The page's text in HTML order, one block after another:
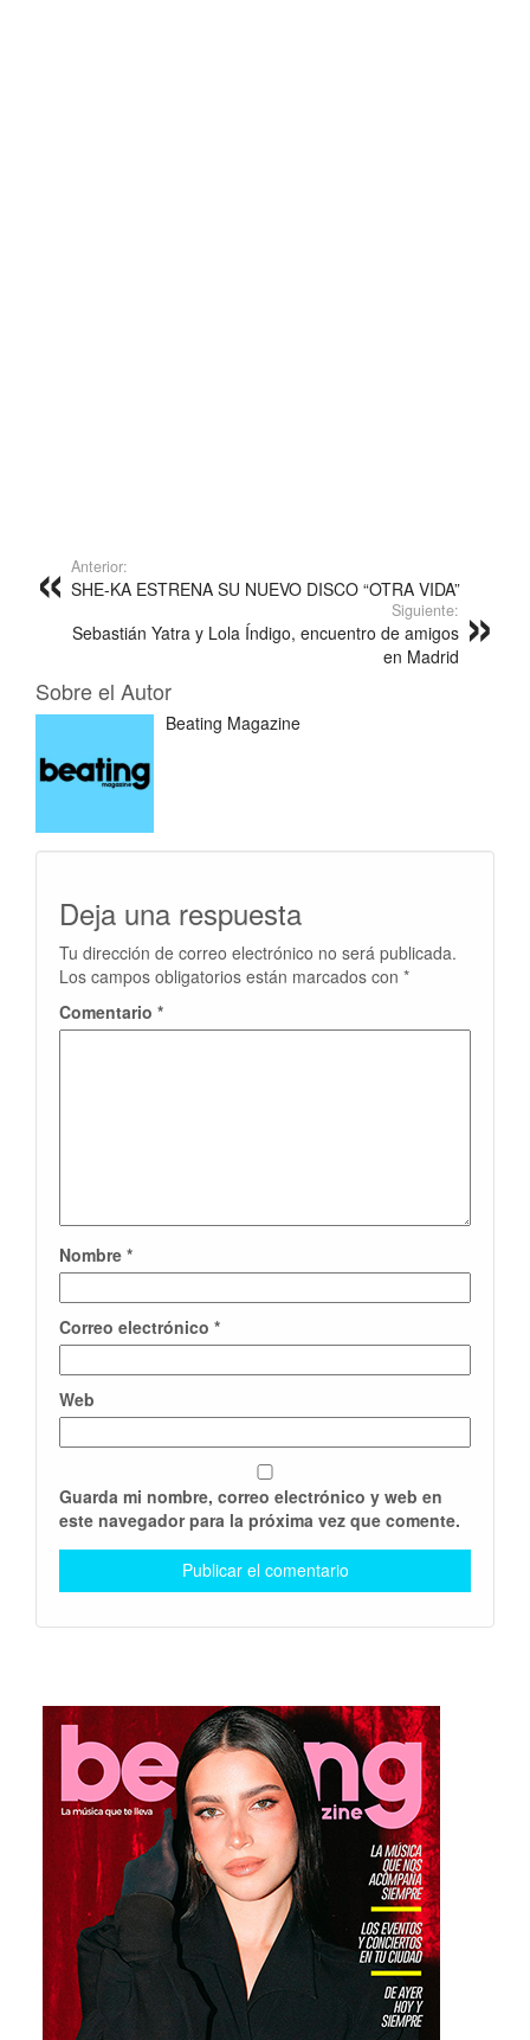
Anterior:
SHE-KA ESTRENA SU NUEVO DISCO “OTRA VIDA”
Siguiente:
Sebastián Yatra y Lola Índigo, encuentro de amigos
en Madrid
Sobre el Autor
Beating Magazine
Deja una respuesta
Tu dirección de correo electrónico no será publicada.
Los campos obligatorios están marcados con *
Comentario *
Nombre *
Correo electrónico *
Web
Guarda mi nombre, correo electrónico y web en
este navegador para la próxima vez que comente.